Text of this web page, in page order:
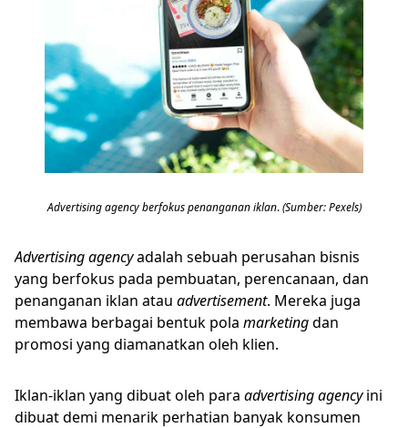
Advertising agency berfokus penanganan iklan.(Sumber: Pexels)
Advertising agencyadalah sebuah perusahan bisnis
yang berfokus pada pembuatan, perencanaan, dan
penanganan iklan atau advertisement. Mereka juga
membawa berbagai bentuk pola marketingdan
promosi yang diamanatkan oleh klien.
Iklan-iklan yang dibuat oleh para advertising agencyini
dibuat demi menarik perhatian banyak konsumen